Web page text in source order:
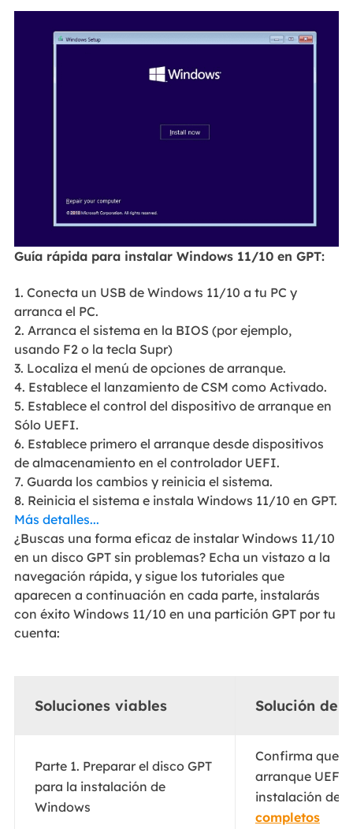
Guía rápida para instalar Windows 11/10 en GPT:
1. Conecta un USB de Windows 11/10 a tu PC y
arranca el PC.
2. Arranca el sistema en la BIOS (por ejemplo,
usando F2 o la tecla Supr)
3. Localiza el menú de opciones de arranque.
4. Establece el lanzamiento de CSM como Activado.
5. Establece el control del dispositivo de arranque en
Sólo UEFI.
6. Establece primero el arranque desde dispositivos
de almacenamiento en el controlador UEFI.
7. Guarda los cambios y reinicia el sistema.
8. Reinicia el sistema e instala Windows 11/10 en GPT.
Más detalles...
¿Buscas una forma eficaz de instalar Windows 11/10
en un disco GPT sin problemas? Echa un vistazo a la
navegación rápida, y sigue los tutoriales que
aparecen a continuación en cada parte, instalarás
con éxito Windows 11/10 en una partición GPT por tu
cuenta:
Soluciones viables Solución de
Parte 1. Preparar el disco GPT
para la instalación de
Windows
Confirma que
arranque UEFI
instalación de
completos